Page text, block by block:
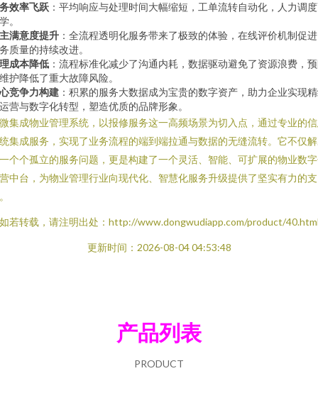
效率飞跃 ：平均响应与处理时间大幅缩短，工单流转自动化，人力调
。
满意度提升 ：全流程透明化服务带来了极致的体验，在线评价机制促
质量的持续改进。
成本降低 ：流程标准化减少了沟通内耗，数据驱动避免了资源浪费，
护降低了重大故障风险。
竞争力构建 ：积累的服务大数据成为宝贵的数字资产，助力企业实现
营与数字化转型，塑造优质的品牌形象。
集成物业管理系统，以报修服务这一高频场景为切入点，通过专业的
集成服务，实现了业务流程的端到端拉通与数据的无缝流转。它不仅
个个孤立的服务问题，更是构建了一个灵活、智能、可扩展的物业数
中台，为物业管理行业向现代化、智慧化服务升级提供了坚实有力的支
若转载，请注明出处：http://www.dongwudiapp.com/product/
更新时间：2026-08-04 04:53:48
产品列表
PRODUCT